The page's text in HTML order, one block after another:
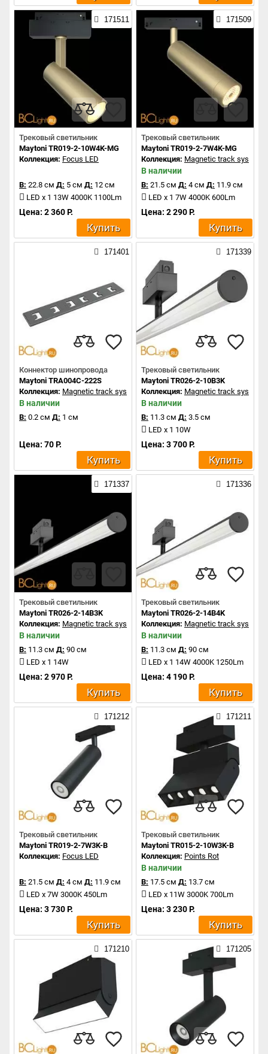
171511
Трековый светильник
Maytoni TR019-2-10W4K-MG
Коллекция: Focus LED
В: 22.8 см Д: 5 см Д: 12 см
LED x 1 13W 4000K 1100Lm
Цена: 2 360 Р.
Купить
171509
Трековый светильник
Maytoni TR019-2-7W4K-MG
Коллекция: Magnetic track system
В наличии
В: 21.5 см Д: 4 см Д: 11.9 см
LED x 1 7W 4000K 600Lm
Цена: 2 290 Р.
Купить
171401
Коннектор шинопровода
Maytoni TRA004C-222S
Коллекция: Magnetic track system
В наличии
В: 0.2 см Д: 1 см
Цена: 70 Р.
Купить
171339
Трековый светильник
Maytoni TR026-2-10B3K
Коллекция: Magnetic track system
В наличии
В: 11.3 см Д: 3.5 см
LED x 1 10W
Цена: 3 700 Р.
Купить
171337
Трековый светильник
Maytoni TR026-2-14B3K
Коллекция: Magnetic track system
В наличии
В: 11.3 см Д: 90 см
LED x 1 14W
Цена: 2 970 Р.
Купить
171336
Трековый светильник
Maytoni TR026-2-14B4K
Коллекция: Magnetic track system
В наличии
В: 11.3 см Д: 90 см
LED x 1 14W 4000K 1250Lm
Цена: 4 190 Р.
Купить
171212
Трековый светильник
Maytoni TR019-2-7W3K-B
Коллекция: Focus LED
В: 21.5 см Д: 4 см Д: 11.9 см
LED x 7W 3000K 450Lm
Цена: 3 730 Р.
Купить
171211
Трековый светильник
Maytoni TR015-2-10W3K-B
Коллекция: Points Rot
В наличии
В: 17.5 см Д: 13.7 см
LED x 11W 3000K 700Lm
Цена: 3 230 Р.
Купить
171210 171205